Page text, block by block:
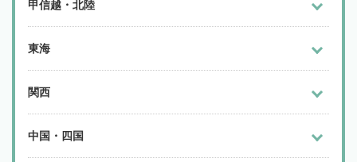
甲信越・北陸
東海
関西
中国・四国